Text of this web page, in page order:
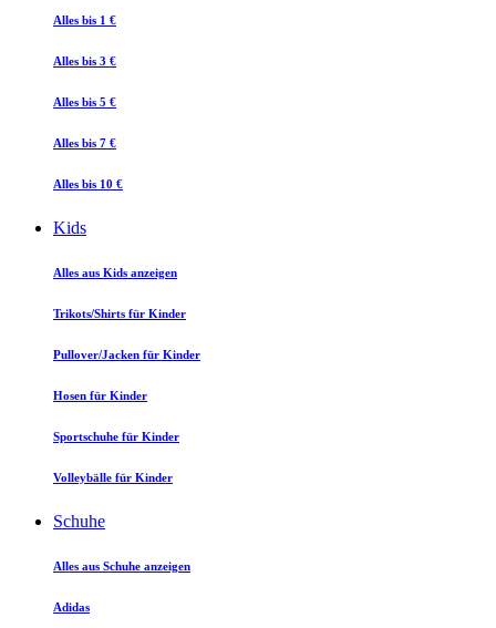
Alles bis 1 €
Alles bis 3 €
Alles bis 5 €
Alles bis 7 €
Alles bis 10 €
Kids
Alles aus Kids anzeigen
Trikots/Shirts für Kinder
Pullover/Jacken für Kinder
Hosen für Kinder
Sportschuhe für Kinder
Volleybälle für Kinder
Schuhe
Alles aus Schuhe anzeigen
Adidas